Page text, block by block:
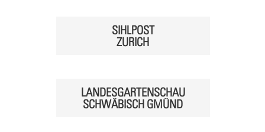
SIHLPOST
ZURICH
LANDESGARTENSCHAU
SCHWÄBISCH GMÜND